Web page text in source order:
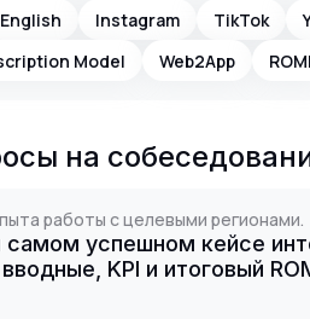
English Instagram TikTok
Model Web2App ROMI
на
работы с целевыми регионами.
успешном кейсе
KPI и итоговый